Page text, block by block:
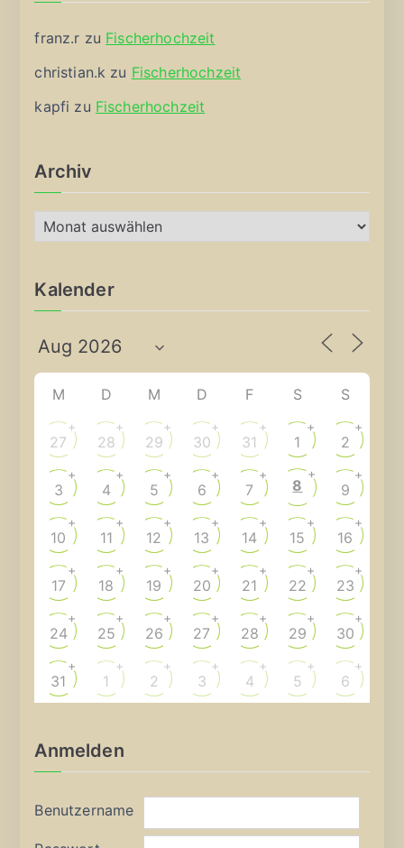
franz.r zu Fischerhochzeit
christian.k zu Fischerhochzeit
kapfi zu Fischerhochzeit
Archiv
r
h
v
Kalender
M D M D F S S
27
+
28
+
29
+
30
+
31
+
1
+
2
+
3
+
4
+
5
+
6
+
7
+
8
+
9
+
10
+
11
+
12
+
13
+
14
+
15
+
16
+
17
+
18
+
19
+
20
+
21
+
22
+
23
+
24
+
25
+
26
+
27
+
28
+
29
+
30
+
31
+
1
+
2
+
3
+
4
+
5
+
6
+
Anmelden
Benutzername